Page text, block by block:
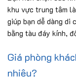
khu vực trung tâm
giúp bạn dễ dàng di
bằng tàu đáy kính,
Giá phòng
nhiêu?